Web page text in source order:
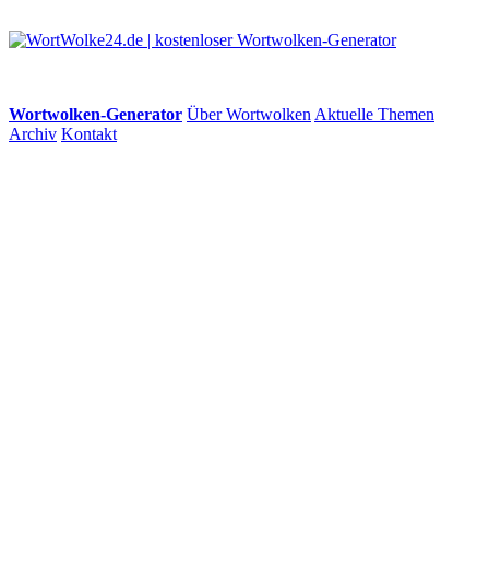
Wortwolken-Generator Über Wortwolken Aktuelle Themen
Archiv Kontakt